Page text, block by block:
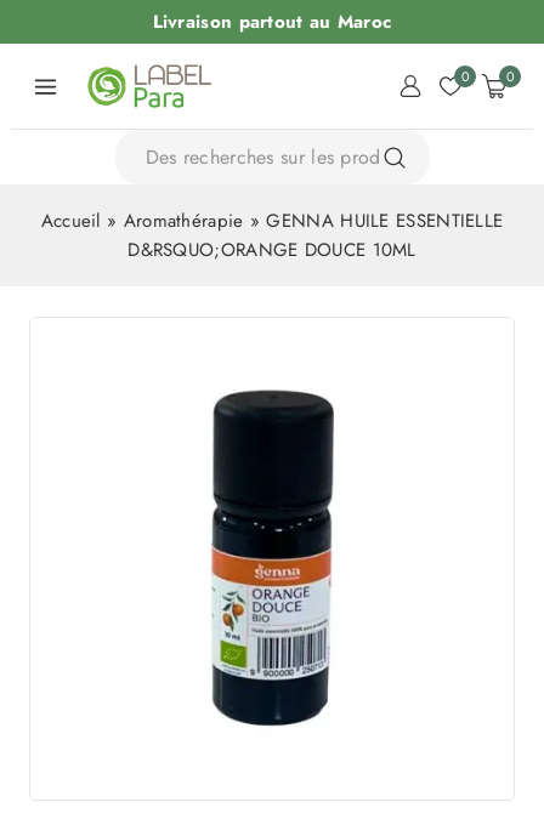
Livraison partout au Maroc
0 0
Accueil » Aromathérapie »GENNA HUILE ESSENTIELLE
D&RSQUO;ORANGE DOUCE 10ML